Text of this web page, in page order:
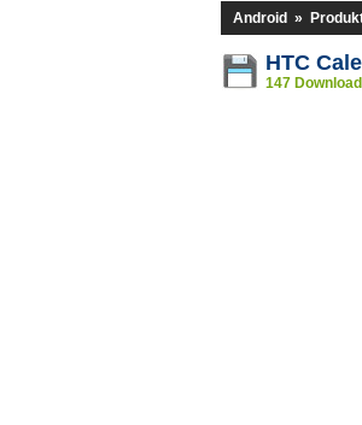
Android »
HTC
147